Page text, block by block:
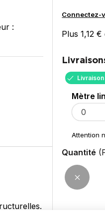
:
Connectez-
Plus 1,12
Mètre
Attention
Quantité